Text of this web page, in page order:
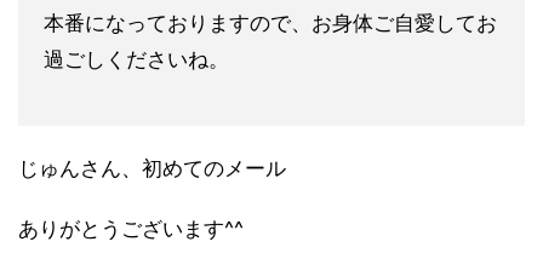
本番になっており ますので、お身体ご自愛してお
過ごしくださいね。
じゅんさん、初めてのメール
ありがとうございます^^